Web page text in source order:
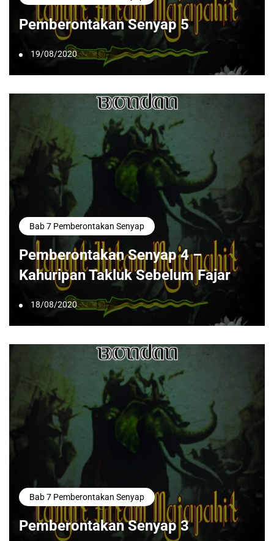
Pemberontakan Senyap 5
19/08/2020
Bab 7 Pemberontakan Senyap
Pemberontakan Senyap 4 –
Kahuripan Takluk Sebelum Fajar
18/08/2020
Bab 7 Pemberontakan Senyap
Pemberontakan Senyap 3